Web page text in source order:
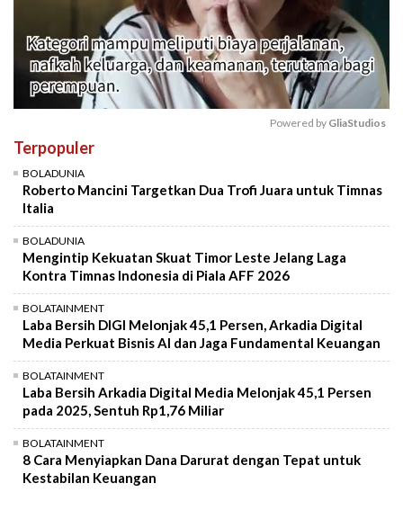
Powered by GliaStudios
Terpopuler
BOLADUNIA
Roberto Mancini Targetkan Dua Trofi Juara untuk Timnas
Italia
BOLADUNIA
Mengintip Kekuatan Skuat Timor Leste Jelang Laga
Kontra Timnas Indonesia di Piala AFF 2026
BOLATAINMENT
Laba Bersih DIGI Melonjak 45,1 Persen, Arkadia Digital
Media Perkuat Bisnis AI dan Jaga Fundamental Keuangan
BOLATAINMENT
Laba Bersih Arkadia Digital Media Melonjak 45,1 Persen
pada 2025, Sentuh Rp1,76 Miliar
BOLATAINMENT
8 Cara Menyiapkan Dana Darurat dengan Tepat untuk
Kestabilan Keuangan